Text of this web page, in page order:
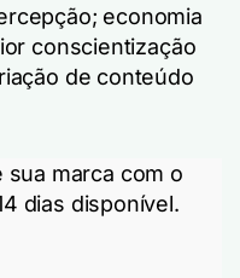
economia
conscientização
de conteúdo
marca com o
dias disponível.